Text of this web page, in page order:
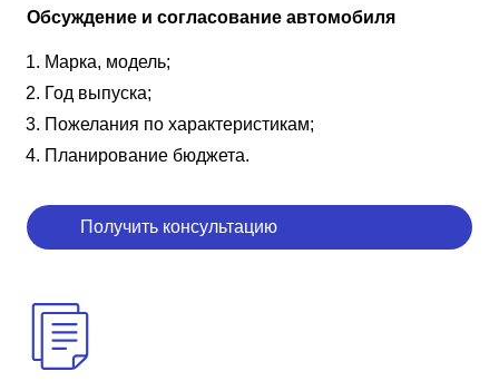
Обсуждение и согласование автомобиля
Марка, модель;
Год выпуска;
Пожелания по характеристикам;
Планирование бюджета.
Получить консультацию